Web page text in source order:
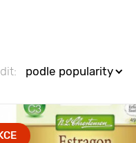
podle popularity
chutná